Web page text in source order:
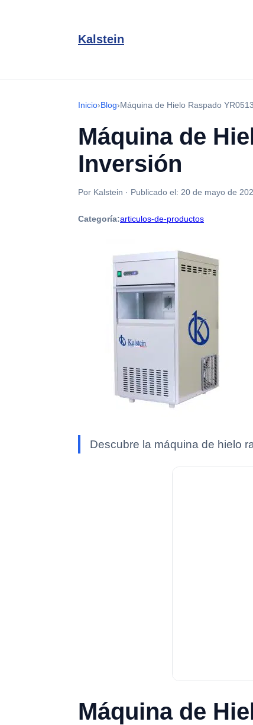
Kalstein
Inicio›Blog›Máquina de Hielo Raspado
Máquina de
Inversión
Por Kalstein · Publicado el: 20 de mayo de
Categoría:articulos-de-productos
Descubre la máquina de hielo
Máquina de